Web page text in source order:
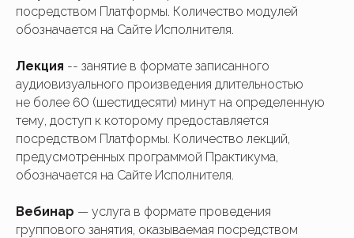
посредством Платформы. Количество модулей
обозначается на Сайте Исполнителя.
Лекция -- занятие в формате записанного
аудиовизуального произведения длительностью
не более 60 (шестидесяти) минут на определенную
тему, доступ к которому предоставляется
посредством Платформы. Количество лекций,
предусмотренных программой Практикума,
обозначается на Сайте Исполнителя.
Вебинар — услуга в формате проведения
группового занятия, оказываемая посредством